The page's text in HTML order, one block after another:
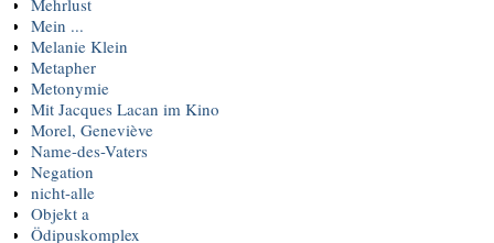
Mein ...
Melanie Klein
Metapher
Metonymie
Mit Jacques Lacan im Kino
Morel, Geneviève
Name-des-Vaters
Negation
nicht-alle
Objekt a
Ödipuskomplex